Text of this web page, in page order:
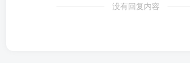
没有回复内容